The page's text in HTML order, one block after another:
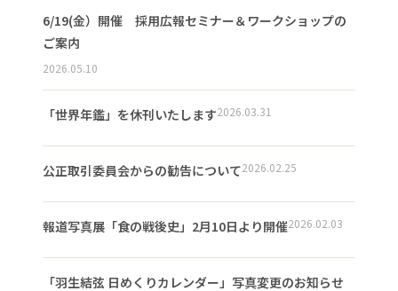
6/19(金）開催 採用広報セミナー＆ワークショップの
ご案内
2026.05.10
「世界年鑑」を休刊いたします2026.03.31
公正取引委員会からの勧告について2026.02.25
報道写真展「食の戦後史」2月10日より開催2026.02.03
「羽生結弦 日めくりカレンダー」写真変更のお知らせ